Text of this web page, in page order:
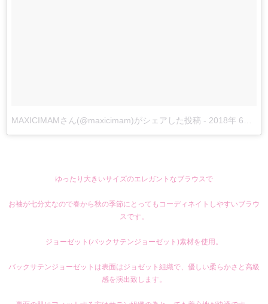
MAXICIMAMさん(@maxicimam)がシェアした投稿 - 2018年 6月月18日午前1時32分PDT
ゆったり大きいサイズのエレガントなブラウスで
お袖が七分丈なので春から秋の季節にとってもコーディネイトしやすいブラウ
スです。
ジョーゼット(バックサテンジョーゼット)素材を使用。
バックサテンジョーゼットは表面はジョゼット組織で、優しい柔らかさと高級
感を演出致します。